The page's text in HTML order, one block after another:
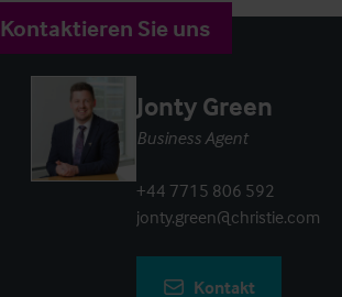
Kontaktieren Sie uns
Jonty Green
Business Agent
+44 7715 806 592
jonty.green@christie.com
Kontakt